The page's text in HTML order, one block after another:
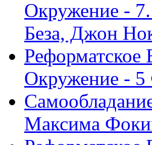
Окружение -
Беза, Джон
Реформатское
Окружение -
Максима